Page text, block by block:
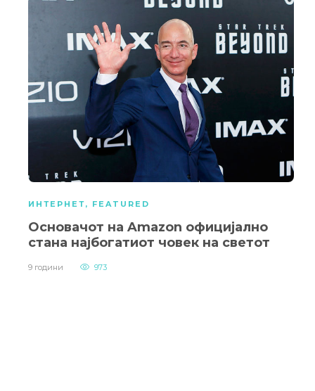
ИНТЕРНЕТ, FEATURED
Основачот на Amazon официјално
стана најбогатиот човек на светот
9 години 973